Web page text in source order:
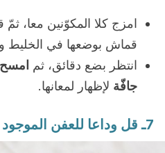
امزج كلا المكوّنين معا،
قماش بوضعها في الخليط و
انتظر بضع دقائق، ثم
جافّة لإظهار لمعانها.
7ـ قل وداعا للعفن الموجود على الكتب